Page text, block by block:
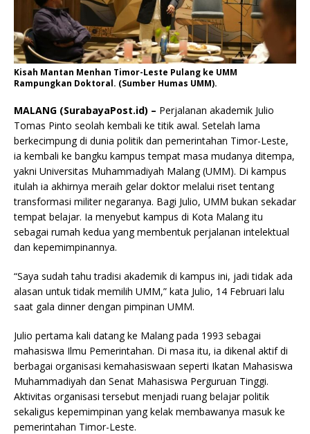
Kisah Mantan Menhan Timor-Leste Pulang ke UMM
Rampungkan Doktoral. (Sumber Humas UMM).
MALANG (SurabayaPost.id) – Perjalanan akademik Julio
Tomas Pinto seolah kembali ke titik awal. Setelah lama
berkecimpung di dunia politik dan pemerintahan Timor-Leste,
ia kembali ke bangku kampus tempat masa mudanya ditempa,
yakni Universitas Muhammadiyah Malang (UMM). Di kampus
itulah ia akhirnya meraih gelar doktor melalui riset tentang
transformasi militer negaranya. Bagi Julio, UMM bukan sekadar
tempat belajar. Ia menyebut kampus di Kota Malang itu
sebagai rumah kedua yang membentuk perjalanan intelektual
dan kepemimpinannya.
“Saya sudah tahu tradisi akademik di kampus ini, jadi tidak ada
alasan untuk tidak memilih UMM,” kata Julio, 14 Februari lalu
saat gala dinner dengan pimpinan UMM.
Julio pertama kali datang ke Malang pada 1993 sebagai
mahasiswa Ilmu Pemerintahan. Di masa itu, ia dikenal aktif di
berbagai organisasi kemahasiswaan seperti Ikatan Mahasiswa
Muhammadiyah dan Senat Mahasiswa Perguruan Tinggi.
Aktivitas organisasi tersebut menjadi ruang belajar politik
sekaligus kepemimpinan yang kelak membawanya masuk ke
pemerintahan Timor-Leste.